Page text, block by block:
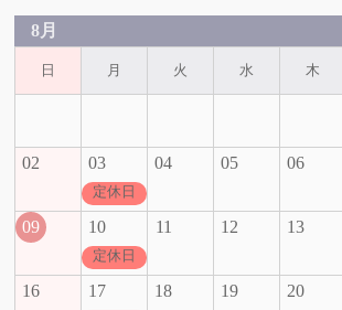
8月
日 月 火 水 木
02 03
定休日
04 05 06
09 10
定休日
11 12 13
16 17 18 19 20